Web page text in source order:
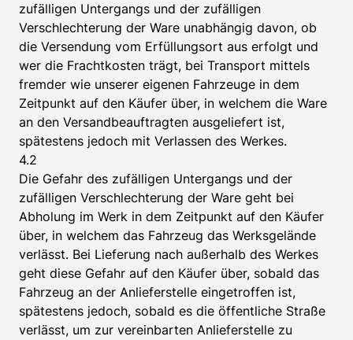
zufälligen Untergangs und der zufälligen
Verschlechterung der Ware unabhängig davon, ob
die Versendung vom Erfüllungsort aus erfolgt und
wer die Frachtkosten trägt, bei Transport mittels
fremder wie unserer eigenen Fahrzeuge in dem
Zeitpunkt auf den Käufer über, in welchem die Ware
an den Versandbeauftragten ausgeliefert ist,
spätestens jedoch mit Verlassen des Werkes.
4.2
Die Gefahr des zufälligen Untergangs und der
zufälligen Verschlechterung der Ware geht bei
Abholung im Werk in dem Zeitpunkt auf den Käufer
über, in welchem das Fahrzeug das Werksgelände
verlässt. Bei Lieferung nach außerhalb des Werkes
geht diese Gefahr auf den Käufer über, sobald das
Fahrzeug an der Anlieferstelle eingetroffen ist,
spätestens jedoch, sobald es die öffentliche Straße
verlässt, um zur vereinbarten Anlieferstelle zu